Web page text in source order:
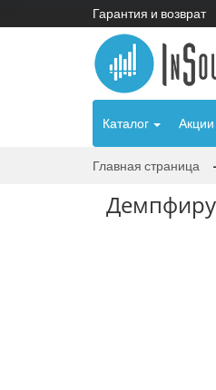
Гарантия и возврат
Каталог Акции
Главная страница